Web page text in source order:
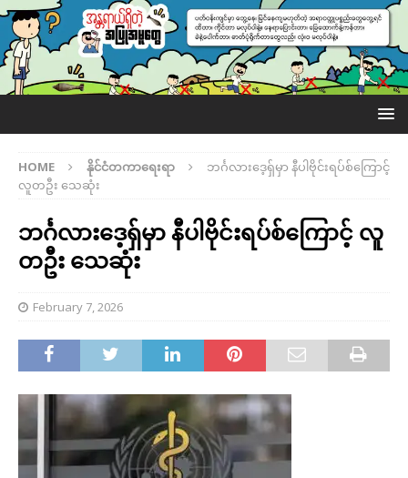
HOME နိုင်ငံတကာရေးရာ
ဘင်္ဂလားဒေ့ရှ်မှာ နီပါဗိုင်းရပ်စ်ကြောင့်
လူတဦး သေဆုံး
ဘင်္ဂလားဒေ့ရှ်မှာ နီပါဗိုင်းရပ်စ်ကြောင့် လူ
တဦး သေဆုံး
February 7, 2026